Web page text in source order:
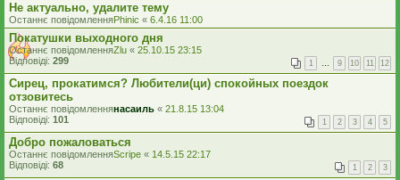
Не актуально, удалите тему
Останнє повідомленняPhinic « 6.4.16 11:00
Покатушки выходного дня
Останнє повідомленняZlu « 25.10.15 23:15
Відповіді: 299 1 … 9 10 11 12
Сирец, прокатимся? Любители(ци) спокойных поездок
отзовитесь
Останнє повідомленнянасаиль « 21.8.15 13:04
Відповіді: 101 1 2 3 4 5
Добро пожаловаться
Останнє повідомленняScripe « 14.5.15 22:17
Відповіді: 68 1 2 3